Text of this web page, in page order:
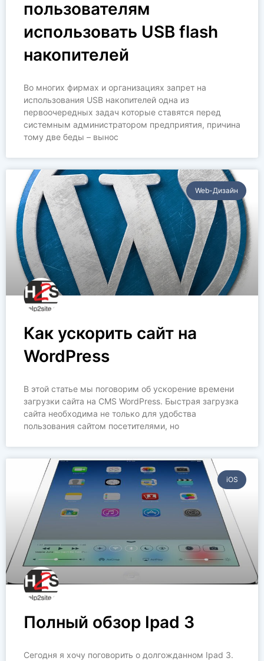
пользователям
использовать USB flash
накопителей
Во многих фирмах и организациях запрет на
использования USB накопителей одна из
первоочередных задач которые ставятся перед
системным администратором предприятия, причина
тому две беды – вынос
Web-Дизайн
Как ускорить сайт на
WordPress
В этой статье мы поговорим об ускорение времени
загрузки сайта на CMS WordPress. Быстрая загрузка
сайта необходима не только для удобства
пользования сайтом посетителями, но
iOS
Полный обзор Ipad 3
Сегодня я хочу поговорить о долгожданном Ipad 3.